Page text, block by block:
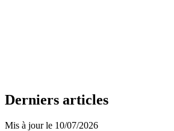
Derniers articles
Mis à jour le 10/07/2026